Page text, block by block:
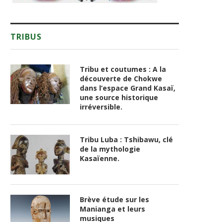
TRIBUS
Tribu et coutumes : A la
découverte de Chokwe
dans l’espace Grand Kasaï,
une source historique
irréversible.
Tribu Luba : Tshibawu, clé
de la mythologie
Kasaïenne.
Brève étude sur les
Manianga et leurs
musiques